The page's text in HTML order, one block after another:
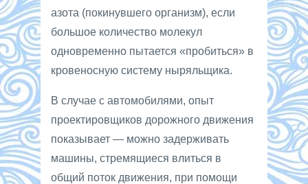
азота (покинувшего организм), если
большое количество молекул
одновременно пытается «пробиться» в
кровеносную систему ныряльщика.
В случае с автомобилями, опыт
проектировщиков дорожного движения
показывает — можно задерживать
машины, стремящиеся влиться в
общий поток движения, при помощи